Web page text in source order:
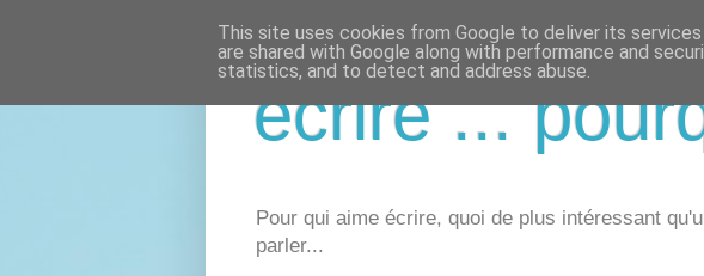
écrire ...
Pour qui aime écrire, quoi de plus intéressant
parler...
This site uses cookies from Google to deliver its
are shared with Google along with performance and
statistics, and to detect and address abuse.